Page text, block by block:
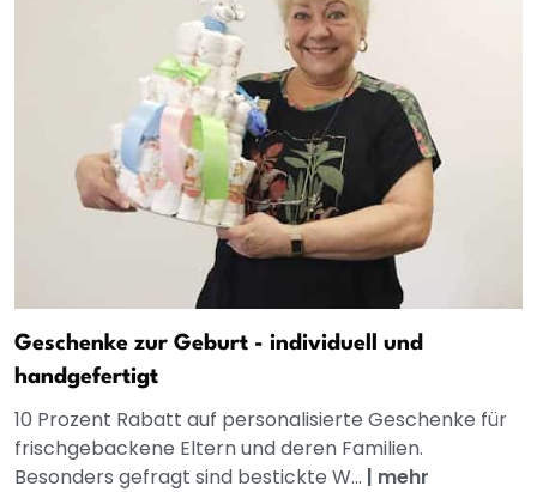
Geschenke zur Geburt - individuell und
handgefertigt
10 Prozent Rabatt auf personalisierte Geschenke für
frischgebackene Eltern und deren Familien.
Besonders gefragt sind bestickte W... | mehr